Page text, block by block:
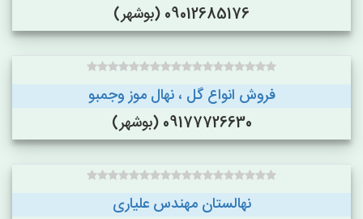
09012685176 (بوشهر)
فروش انواع گل ، نهال موز وجمبو
09177726630 (بوشهر)
نهالستان مهندس علیاری